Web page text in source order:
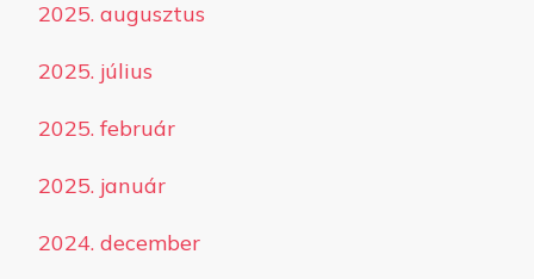
2025. augusztus
2025. július
2025. február
2025. január
2024. december